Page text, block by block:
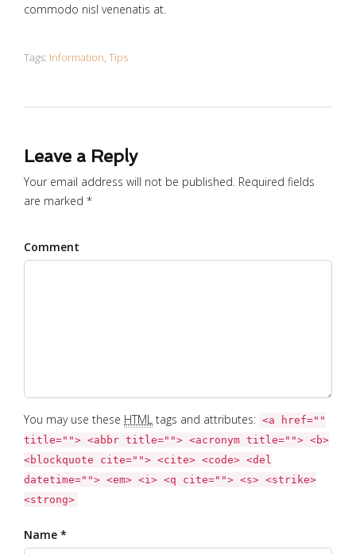
commodo nisl venenatis at.
Tags: Information, Tips
Leave a Reply
Your email address will not be published. Required fields
are marked *
Comment
You may use these HTML tags and attributes: <a href=""
title=""> <abbr title=""> <acronym title=""> <b>
<blockquote cite=""> <cite> <code> <del
datetime=""> <em> <i> <q cite=""> <s> <strike>
<strong>
Name *